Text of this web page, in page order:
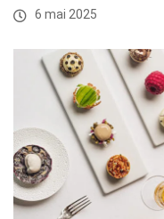
6 mai 2025